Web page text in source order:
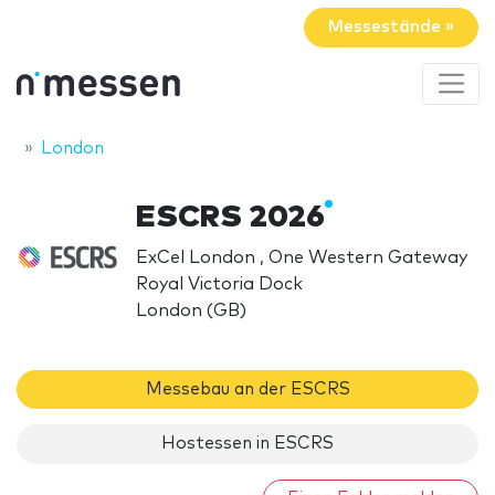
Messestände »
London
ESCRS 2026
ExCel London , One Western Gateway
Royal Victoria Dock
London (GB)
Messebau an der ESCRS
Hostessen in ESCRS